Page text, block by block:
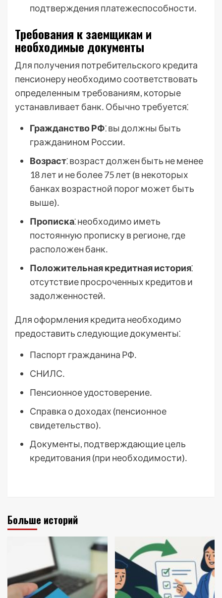
подтверждения платежеспособности․
Требования к заемщикам и
необходимые документы
Для получения потребительского кредита
пенсионеру необходимо соответствовать
определенным требованиям, которые
устанавливает банк․ Обычно требуется⁚
Гражданство РФ⁚ вы должны быть
гражданином России․
Возраст⁚ возраст должен быть не менее
18 лет и не более 75 лет (в некоторых
банках возрастной порог может быть
выше)․
Прописка⁚ необходимо иметь
постоянную прописку в регионе, где
расположен банк․
Положительная кредитная история⁚
отсутствие просроченных кредитов и
задолженностей․
Для оформления кредита необходимо
предоставить следующие документы⁚
Паспорт гражданина РФ․
СНИЛС․
Пенсионное удостоверение․
Справка о доходах (пенсионное
свидетельство)․
Документы, подтверждающие цель
кредитования (при необходимости)․
Больше историй